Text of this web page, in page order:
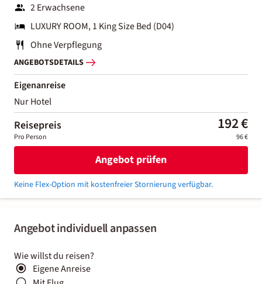
Angebot individuell anpassen
Wie willst du reisen?
Eigene Anreise
2 Erwachsene
LUXURY ROOM, 1 King Size Bed (D04)
Ohne Verpflegung
ANGEBOTSDETAILS
Eigenanreise
Nur Hotel
Reisepreis 192 €
Pro Person 96 €
Angebot prüfen
Keine Flex-Option mit kostenfreier Stornierung verfügbar.